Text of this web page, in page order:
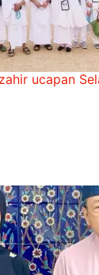
ucapan